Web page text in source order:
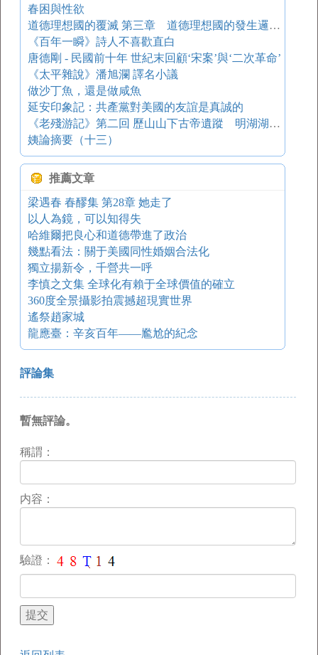
春困與性欲
道德理想國的覆滅 第三章 道德理想國的發生邏輯:自由之沉沒 六、從道德理想走向政治神學——一個“暗含‘魔心’的教士”
《百年一瞬》詩人不喜歡直白
唐德剛 - 民國前十年 世紀末回顧‘宋案’與‘二次革命’
《太平雜說》潘旭瀾 譯名小議
做沙丁魚，還是做咸魚
延安印象記：共產黨對美國的友誼是真誠的
《老殘游記》第二回 歷山山下古帝遺蹤 明湖湖邊美人絕調
姨論摘要（十三）
推薦文章
梁遇春 春醪集 第28章 她走了
以人為鏡，可以知得失
哈維爾把良心和道德帶進了政治
幾點看法：關于美國同性婚姻合法化
獨立揚新令，千營共一呼
李慎之文集 全球化有賴于全球價值的確立
360度全景攝影拍震撼超現實世界
遙祭趙家城
評論集
暫無評論。
稱謂：
内容：
驗證：